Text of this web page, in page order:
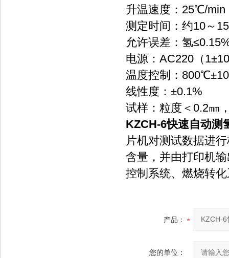
升温速度：25℃/
测定时间：约10～
允许误差：氢
电源：AC220（
温度控制：
线性度：±0.1%
试样：粒度＜0.2㎜
KZCH-6快速自动测
片机对测试数据进
含量，并由打印机
控制系统、燃烧转
产品：
您的单位：